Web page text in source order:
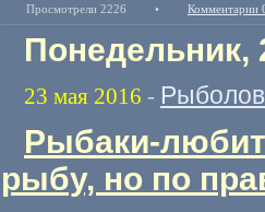
Просмотрели 2226 • Комментарии
Понедельник,
23 мая 2016 -
Рыбаки-
рыбу, но по